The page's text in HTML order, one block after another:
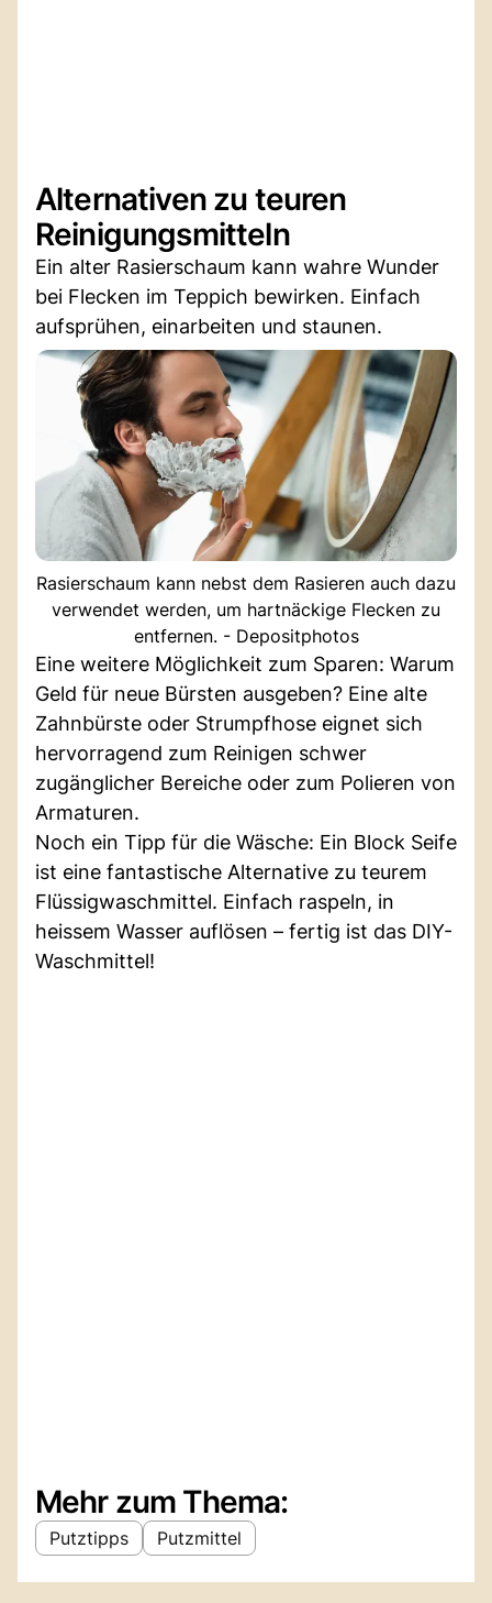
Alternativen zu teuren
Reinigungsmitteln
Ein alter Rasierschaum kann wahre Wunder
bei Flecken im Teppich bewirken. Einfach
aufsprühen, einarbeiten und staunen.
Rasierschaum kann nebst dem Rasieren auch dazu
verwendet werden, um hartnäckige Flecken zu
entfernen. - Depositphotos
Eine weitere Möglichkeit zum Sparen: Warum
Geld für neue Bürsten ausgeben? Eine alte
Zahnbürste oder Strumpfhose eignet sich
hervorragend zum Reinigen schwer
zugänglicher Bereiche oder zum Polieren von
Armaturen.
Noch ein Tipp für die Wäsche: Ein Block Seife
ist eine fantastische Alternative zu teurem
Flüssigwaschmittel. Einfach raspeln, in
heissem Wasser auflösen – fertig ist das DIY-
Waschmittel!
Mehr zum Thema:
Putztipps Putzmittel